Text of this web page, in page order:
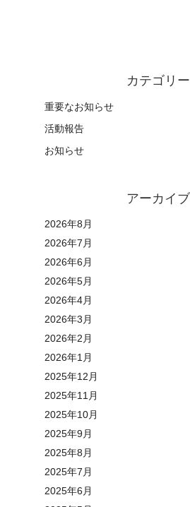
カテゴリー
重要なお知らせ
活動報告
お知らせ
アーカイブ
2026年8月
2026年7月
2026年6月
2026年5月
2026年4月
2026年3月
2026年2月
2026年1月
2025年12月
2025年11月
2025年10月
2025年9月
2025年8月
2025年7月
2025年6月